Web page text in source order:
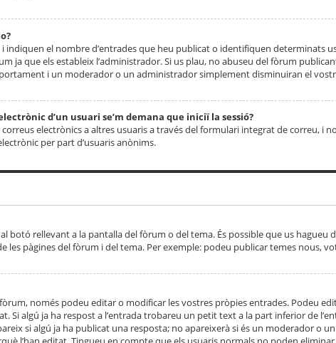
i indiquen el nombre d’entrades que heu publicat o identifiquen determinats
ja que els estableix l’administrador. Si us plau, no abuseu del fòrum
i un moderador o un administrador simplement disminuiran el
d’un usuari se’m demana que iniciï la sessió?
electrònics a altres usuaris a través del formulari integrat de correu, i
per part d’usuaris anònims.
botó rellevant a la pantalla del fòrum o del tema. És possible que us
les pàgines del fòrum i del tema. Per exemple: podeu publicar temes nous,
només podeu editar o modificar les vostres pròpies entrades. Podeu
Si algú ja ha respost a l’entrada trobareu un petit text a la part inferior de
si algú ja ha publicat una resposta; no apareixerà si és un moderador o